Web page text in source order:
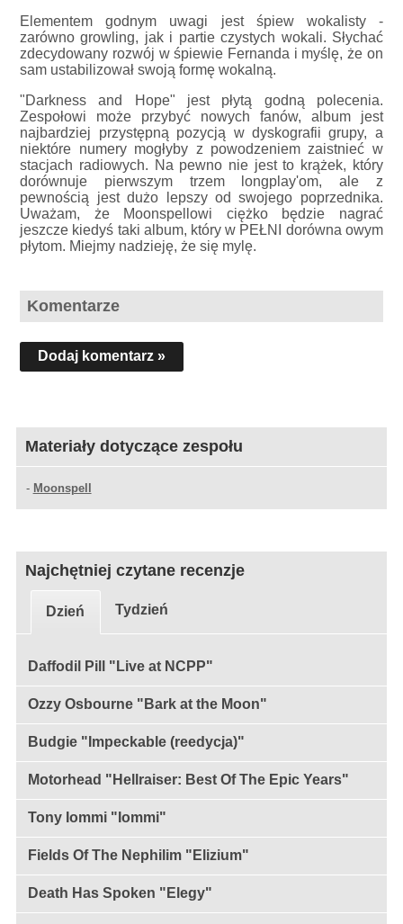
Elementem godnym uwagi jest śpiew wokalisty -
zarówno growling, jak i partie czystych wokali. Słychać
zdecydowany rozwój w śpiewie Fernanda i myślę, że on
sam ustabilizował swoją formę wokalną.
"Darkness and Hope" jest płytą godną polecenia.
Zespołowi może przybyć nowych fanów, album jest
najbardziej przystępną pozycją w dyskografii grupy, a
niektóre numery mogłyby z powodzeniem zaistnieć w
stacjach radiowych. Na pewno nie jest to krążek, który
dorównuje pierwszym trzem longplay'om, ale z
pewnością jest dużo lepszy od swojego poprzednika.
Uważam, że Moonspellowi ciężko będzie nagrać
jeszcze kiedyś taki album, który w PEŁNI dorówna owym
płytom. Miejmy nadzieję, że się mylę.
Komentarze
Dodaj komentarz »
Materiały dotyczące zespołu
- Moonspell
Najchętniej czytane recenzje
Dzień Tydzień
Daffodil Pill "Live at NCPP"
Ozzy Osbourne "Bark at the Moon"
Budgie "Impeckable (reedycja)"
Motorhead "Hellraiser: Best Of The Epic Years"
Tony Iommi "Iommi"
Fields Of The Nephilim "Elizium"
Death Has Spoken "Elegy"